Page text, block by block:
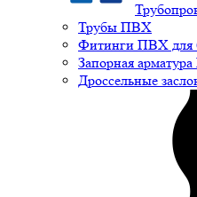
Трубы ПВХ
Фитинги ПВХ для
Запорная
Дроссельные